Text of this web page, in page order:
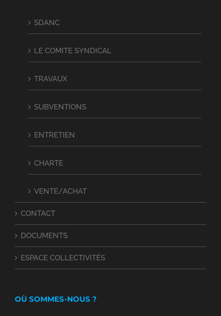
SDANC
LE COMITE SYNDICAL
TRAVAUX
SUBVENTIONS
ENTRETIEN
CHARTE
VENTE/ACHAT
CONTACT
DOCUMENTS
ESPACE COLLECTIVITÉS
OÙ SOMMES-NOUS ?